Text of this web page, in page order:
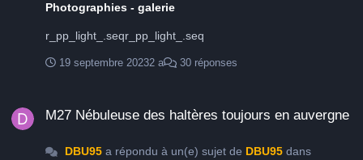
Photographies - galerie
r_pp_light_.seqr_pp_light_.seq
19 septembre 20232 a 30 réponses
M27 Nébuleuse des haltères toujours en auvergne
DBU95a répondu à un(e) sujet de DBU95dans